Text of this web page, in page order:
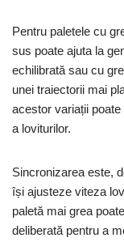
Pentru paletele cu
sus poate ajuta la
echilibrată sau cu
unei traiectorii mai
acestor variații
a loviturilor.
Sincronizarea este,
își ajusteze viteza
paletă mai grea
deliberată pentru a